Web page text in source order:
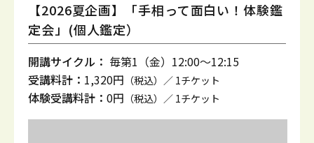
【2026夏企画】「手相って面白い！体験鑑
定会」(個人鑑定）
開講サイクル： 毎第1（金）12:00～12:15
受講料計： 1,320円 （税込）／ 1チケット
体験受講料計： 0円 （税込）／ 1チケット